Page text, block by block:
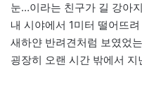
눈…이라는 친구가 길 강아
내 시야에서 1미터 떨어뜨
새하얀 반려견처럼 보였었
굉장히 오랜 시간 밖에서